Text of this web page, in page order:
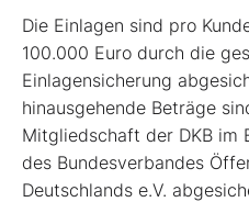
Die Einlagen sind pro
100.000 Euro durch die
Einlagensicherung
hinausgehende Beträge
Mitgliedschaft der DKB im
des Bundesverbandes
Deutschlands e.V.